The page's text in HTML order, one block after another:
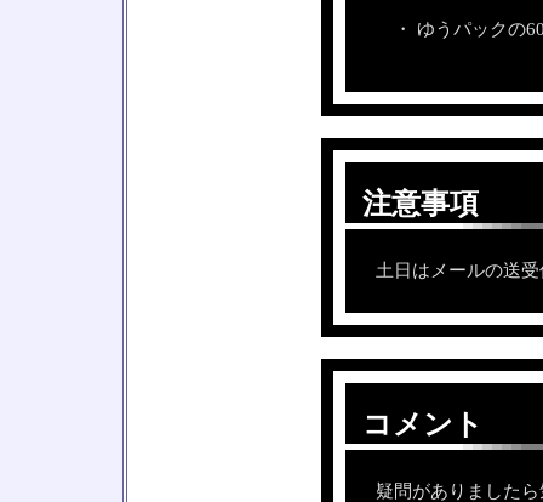
・ ゆうパックの
注意事項
土日はメールの送
コメント
疑問がありました